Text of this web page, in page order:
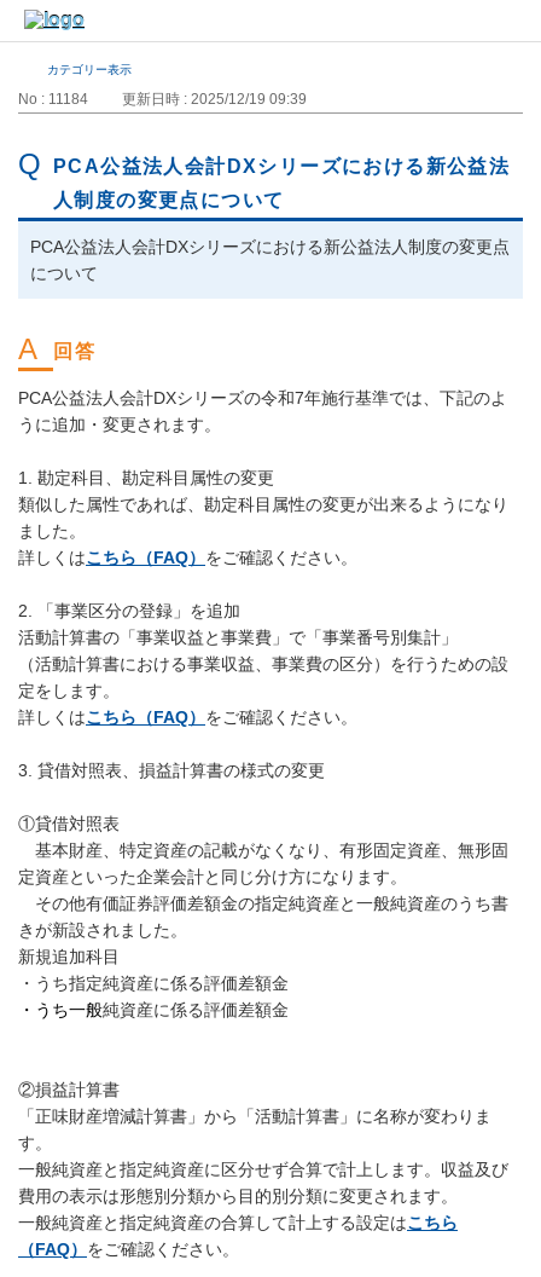
カテゴリー表示
No : 11184 更新日時 : 2025/12/19 09:39
PCA公益法人会計DXシリーズにおける新公益法
人制度の変更点について
PCA公益法人会計DXシリーズにおける新公益法人制度の変更点
について
PCA公益法人会計DXシリーズの令和7年施行基準では、下記のよ
うに追加・変更されます。
1. 勘定科目、勘定科目属性の変更
類似した属性であれば、勘定科目属性の変更が出来るようになり
ました。
詳しくはこちら（FAQ） をご確認ください。
2. 「事業区分の登録」を追加
活動計算書の「事業収益と事業費」で「事業番号別集計」
（活動計算書における事業収益、事業費の区分）を行うための設
定をします。
詳しくはこちら（FAQ） をご確認ください。
3. 貸借対照表、損益計算書の様式の変更
①貸借対照表
基本財産、特定資産の記載がなくなり、有形固定資産、無形固
定資産といった企業会計と同じ分け方になります。
その他有価証券評価差額金の指定純資産と一般純資産のうち書
きが新設されました。
新規追加科目
・うち指定純資産に係る評価差額金
・うち一般純資産に係る評価差額金
②損益計算書
「正味財産増減計算書」から「活動計算書」に名称が変わりま
す。
一般純資産と指定純資産に区分せず合算で計上します。収益及び
費用の表示は形態別分類から目的別分類に変更されます。
一般純資産と指定純資産の合算して計上する設定はこちら
（FAQ） をご確認ください。